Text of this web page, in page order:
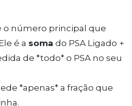
o número principal que
é a soma do PSA Ligado +
de *todo* o PSA no seu
*apenas* a fração que